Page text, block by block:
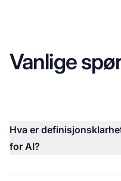
Vanlige
Hva er
for AI?